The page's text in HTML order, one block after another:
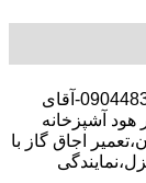
30 در صد تخفیف بیمه رایگان،09378663156-09044838064-آقای
هود آشپزخانه
اجاق گاز با